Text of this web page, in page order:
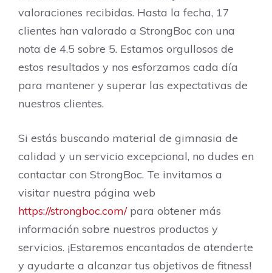
valoraciones recibidas. Hasta la fecha, 17
clientes han valorado a StrongBoc con una
nota de 4.5 sobre 5. Estamos orgullosos de
estos resultados y nos esforzamos cada día
para mantener y superar las expectativas de
nuestros clientes.
Si estás buscando material de gimnasia de
calidad y un servicio excepcional, no dudes en
contactar con StrongBoc. Te invitamos a
visitar nuestra página web
https://strongboc.com/para obtener más
información sobre nuestros productos y
servicios. ¡Estaremos encantados de atenderte
y ayudarte a alcanzar tus objetivos de fitness!